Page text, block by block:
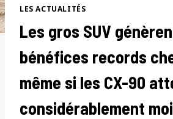
LES ACTUALITÉS
Les gros SUV
bénéfices records
même si les CX-90
considérablement